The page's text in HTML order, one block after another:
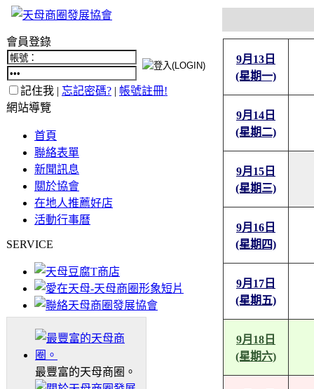
會員登錄
記住我 | 忘記密碼? | 帳號註冊!
網站導覽
首頁
聯絡表單
新聞訊息
關於協會
在地人推薦好店
活動行事曆
SERVICE
最豐富的天母商圈。
9月13日
(星期一)
9月14日
(星期二)
9月15日
(星期三)
9月16日
(星期四)
9月17日
(星期五)
9月18日
(星期六)